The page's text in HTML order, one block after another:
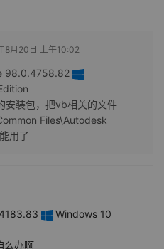
8月20日 上午10:02
98.0.4758.82
安装包，把vb相关的文件
Files\Autodesk
用了
Windows 10
么办啊